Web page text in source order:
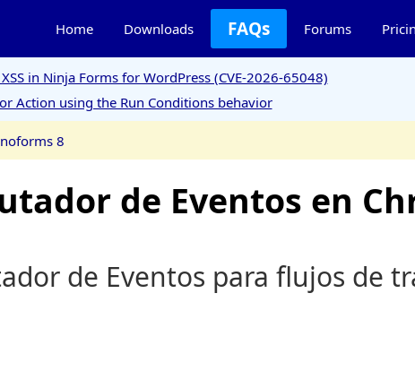
Home Downloads FAQs Forums
in Ninja Forms for WordPress (CVE-2026-65048)
Action using the Run Conditions behavior
8
de Eventos en
de Eventos para flujos de